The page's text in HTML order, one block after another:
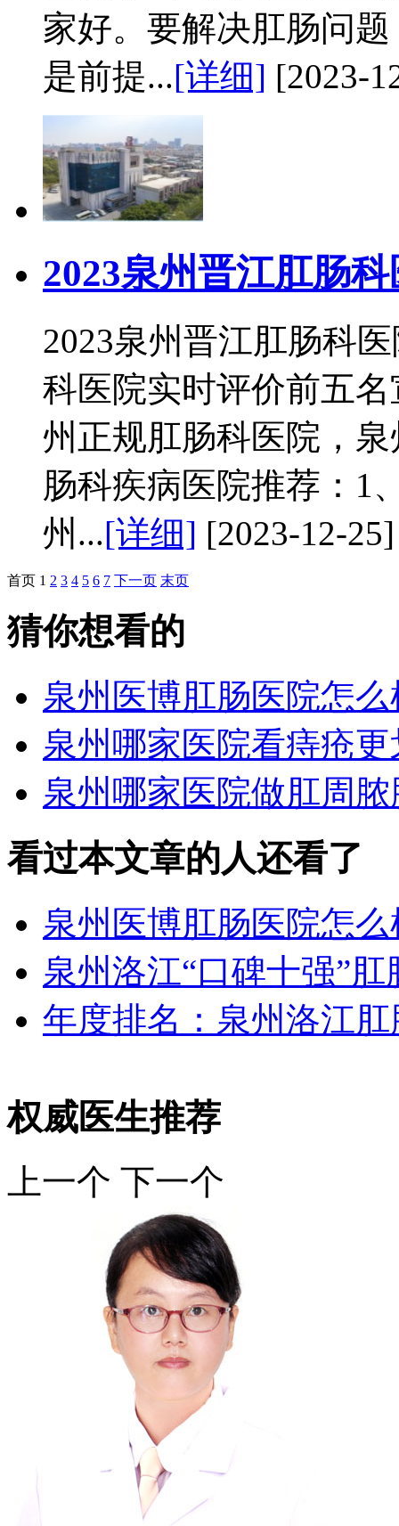
家好。要解决肛肠问
是前提...[详细] [2023-
2023泉州晋江肛肠
2023泉州晋江肛肠科
科医院实时评价前五
州正规肛肠科医院，
肠科疾病医院推荐：1
州...[详细] [2023-12-25]
首页 1 2 3 4 5 6 7 下一页 末页
猜你想看的
泉州医博肛肠医院怎
泉州哪家医院看痔疮更
泉州哪家医院做肛周
看过本文章的人还看了
泉州医博肛肠医院怎
泉州洛江“口碑十强”肛
年度排名：泉州洛江
权威医生推荐
上一个 下一个